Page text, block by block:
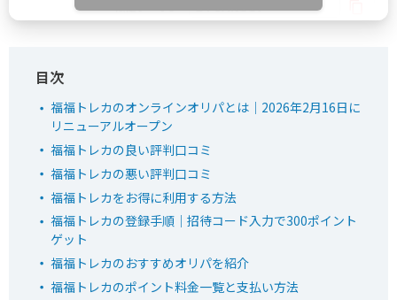
おりパンダ
新規限定アド確ガチャが6種類！
新規アド確で4,554coin以上獲得
ログボで無料ガチャが引ける
公式LINE連携で初回最大90％OFF！
福福トレカのオンラインオリパとは｜2026年2月16日に
リニューアルオープン
福福トレカの良い評判口コミ
福福トレカの悪い評判口コミ
福福トレカをお得に利用する方法
福福トレカの登録手順｜招待コード入力で300ポイント
ゲット
福福トレカのおすすめオリパを紹介
福福トレカのポイント料金一覧と支払い方法